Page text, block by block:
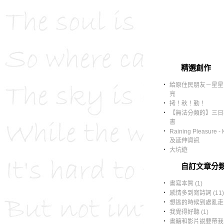
精選創作
‧ 給原住民朋友－星
亮
‧ 拷！秋！勤！
‧
【無法分類的】三
書
‧
Raining Pleasure -
及延伸資訊
‧ 大坑遊
自訂文章分
‧
書寫本質 (1)
‧ 感情多到寫詩詞 (11)
‧ 想逃的時候到處亂
‧ 我覺得好聽 (1)
‧
書籍和影片說要帶